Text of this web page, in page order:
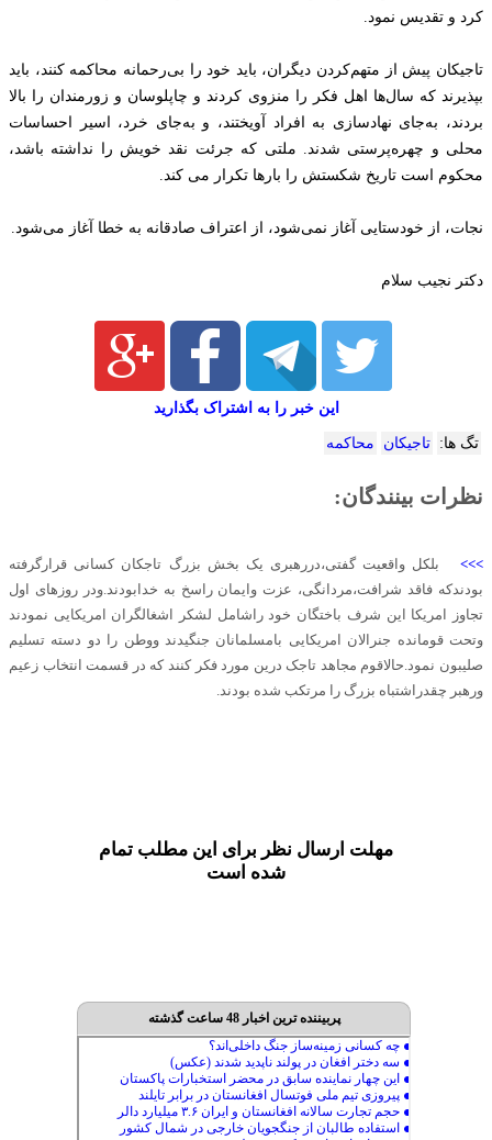
کرد و تقدیس نمود.
تاجیکان پیش از متهم‌کردن دیگران، باید خود را بی‌رحمانه محاکمه کنند، باید
بپذیرند که سال‌ها اهل فکر را منزوی کردند و چاپلوسان و زورمندان را بالا
بردند، به‌جای نهادسازی به افراد آویختند، و به‌جای خرد، اسیر احساسات
محلی و چهره‌پرستی شدند. ملتی که جرئت نقد خویش را نداشته باشد،
محکوم است تاریخ شکستش را بارها تکرار می کند.
نجات، از خودستایی آغاز نمی‌شود، از اعتراف صادقانه به خطا آغاز می‌شود.
دکتر نجیب سلام
این خبر را به اشتراک بگذارید
تگ ها: تاجیکان محاکمه
نظرات بینندگان:
>>> بلکل واقعیت گفتی،دررهبری یک بخش بزرگ تاجکان کسانی قرارگرفته
بودندکه فاقد شرافت،مردانگی، عزت وایمان راسخ به خدابودند.ودر روزهای اول
تجاوز امریکا این شرف باختگان خود راشامل لشکر اشغالگران امریکایی نمودند
وتحت قومانده جنرالان امریکایی بامسلمانان جنگیدند ووطن را دو دسته تسلیم
صلیبون نمود.حالاقوم مجاهد تاجک درین مورد فکر کنند که در قسمت انتخاب زعیم
ورهبر چقدراشتباه بزرگ را مرتکب شده بودند.
مهلت ارسال نظر برای این مطلب تمام
شده است
پربیننده ترین اخبار 48 ساعت گذشته